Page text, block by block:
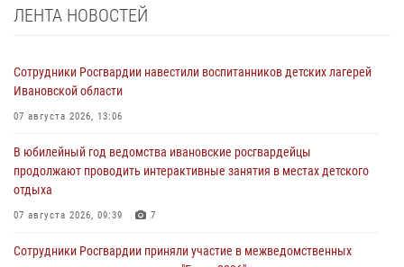
ЛЕНТА НОВОСТЕЙ
Сотрудники Росгвардии навестили воспитанников детских лагерей
Ивановской области
07 августа 2026, 13:06
В юбилейный год ведомства ивановские росгвардейцы
продолжают проводить интерактивные занятия в местах детского
отдыха
07 августа 2026, 09:39 7
Сотрудники Росгвардии приняли участие в межведомственных